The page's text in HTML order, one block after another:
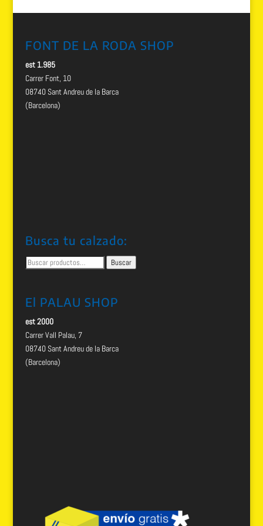
FONT DE LA RODA SHOP
est 1.985
Carrer Font, 10
08740 Sant Andreu de la Barca
(Barcelona)
Busca tu calzado:
Buscar
por:
Buscar
El PALAU SHOP
est 2000
Carrer Vall Palau, 7
08740 Sant Andreu de la Barca
(Barcelona)